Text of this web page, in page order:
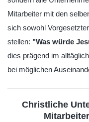
Mitarbeiter mit den
sich sowohl
stellen: "Was würde
dies prägend im
bei möglichen
Christliche